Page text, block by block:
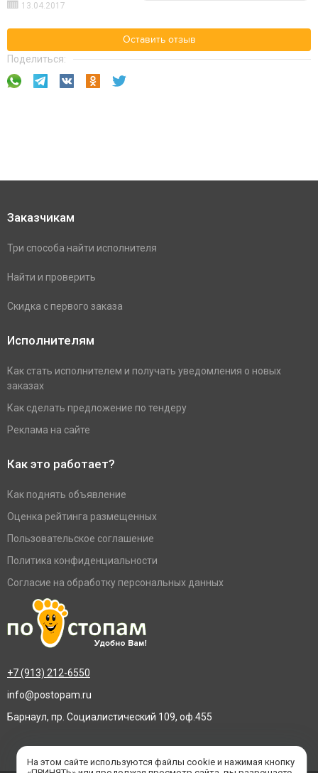
13.04.2017
Оставить отзыв
Поделиться:
Заказчикам
Три способа найти исполнителя
Найти и проверить
Скидка с первого заказа
Исполнителям
Как стать исполнителем и получать уведомления о новых
заказах
Как сделать предложение по тендеру
Реклама на сайте
Как это работает?
Как поднять объявление
Оценка рейтинга размещенных
Пользовательское соглашение
Политика конфиденциальности
Согласие на обработку персональных данных
+7 (913) 212-6550
info@postopam.ru
Барнаул, пр. Социалистический 109, оф.455
На этом сайте используются файлы cookie и нажимая кнопку